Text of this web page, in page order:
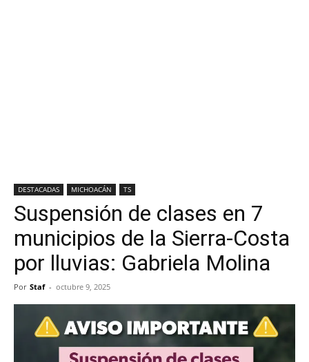
DESTACADAS MICHOACÁN TS
Suspensión de clases en 7
municipios de la Sierra-Costa
por lluvias: Gabriela Molina
Por Staf - octubre 9, 2025